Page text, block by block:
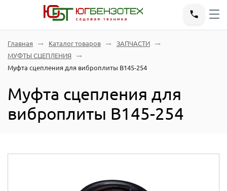
Главная Каталог товаров
ЗАПЧАСТИ
МУФТЫ СЦЕПЛЕНИЯ
Муфта сцепления для виброплиты В145-254
Муфта сцепления для
виброплиты В145-254